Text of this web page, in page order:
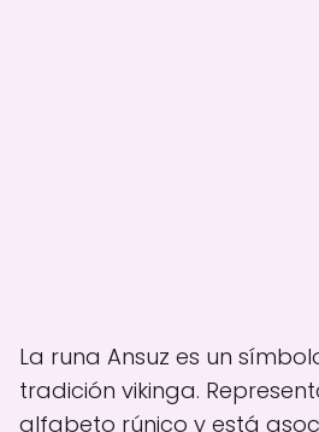
La runa Ansuz es un
tradición vikinga.
alfabeto rúnico y está